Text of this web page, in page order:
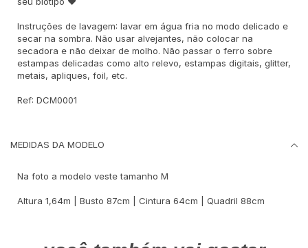
Instruções de lavagem: lavar em água fria no modo delicado e
secar na sombra. Não usar alvejantes, não colocar na
secadora e não deixar de molho. Não passar o ferro sobre
estampas delicadas como alto relevo, estampas digitais, glitter,
metais, apliques, foil, etc.
Ref: DCM0001
MEDIDAS DA MODELO
Na foto a modelo veste tamanho M
Altura 1,64m | Busto 87cm | Cintura 64cm | Quadril 88cm